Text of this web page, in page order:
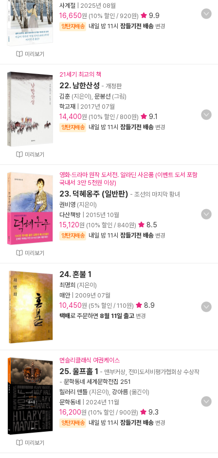
미리보기
사계절
2025년 08월
16,650원 (10% 할인 / 920원) 9.9
양탄자배송 내일 밤 11시 잠들기전 배송 변경
미리보기
21세기 최고의 책
22. 남한산성 - 개정판
김훈 (지은이), 문봉선 (그림)
학고재
2017년 07월
14,400원 (10% 할인 / 800원) 9.1
양탄자배송 내일 밤 11시 잠들기전 배송 변경
미리보기
영화·드라마 원작 도서전. 알라딘 사은품 (이벤트 도서 포함
국내서 3만 5천원 이상)
23. 덕혜옹주 (일반판) - 조선의 마지막 황녀
권비영 (지은이)
다산책방
2015년 10월
15,120원 (10% 할인 / 840원) 8.5
양탄자배송 내일 밤 11시 잠들기전 배송 변경
24. 혼불 1
최명희 (지은이)
매안| 2009년 07월
10,450원 (5% 할인 / 110원) 8.9
택배로 주문하면 8월 11일 출고 변경
미리보기
먼슬리클래식 여권케이스
25. 울프홀 1 - 맨부커상, 전미도서비평가협회상 수상작
- 문학동네 세계문학전집 251
힐러리 맨틀 (지은이), 강아름 (옮긴이)
문학동네
2024년 11월
16,200원 (10% 할인 / 900원) 9.3
양탄자배송 내일 밤 11시 잠들기전 배송 변경